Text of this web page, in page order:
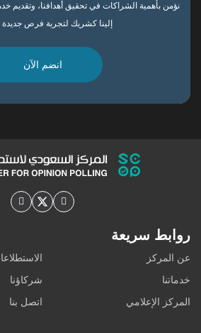
نؤمن بأهمية الشراكات في تحقيق أهدافنا، وتقديم
إلينا كشريك لتجربة فرص جديدة
انضم الآن
روابط سريعة
عن المركز
خدماتنا
شركاؤنا
المركز الإعلامي
اتصل بنا